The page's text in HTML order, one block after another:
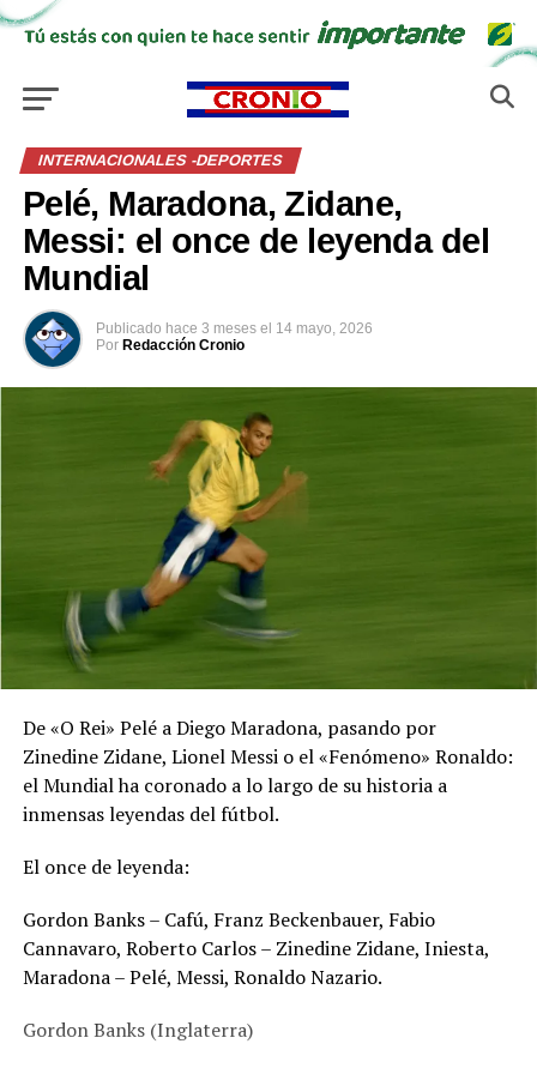
INTERNACIONALES -DEPORTES
Pelé, Maradona, Zidane,
Messi: el once de leyenda del
Mundial
Publicado hace 3 meses el 14 mayo, 2026
Por Redacción Cronio
De «O Rei» Pelé a Diego Maradona, pasando por
Zinedine Zidane, Lionel Messi o el «Fenómeno» Ronaldo:
el Mundial ha coronado a lo largo de su historia a
inmensas leyendas del fútbol.
El once de leyenda:
Gordon Banks – Cafú, Franz Beckenbauer, Fabio
Cannavaro, Roberto Carlos – Zinedine Zidane, Iniesta,
Maradona – Pelé, Messi, Ronaldo Nazario.
Gordon Banks (Inglaterra)